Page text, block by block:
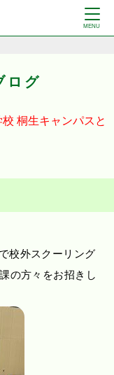
ログ
校 桐生キャンパスと
校外スクーリング
の方々をお招きし